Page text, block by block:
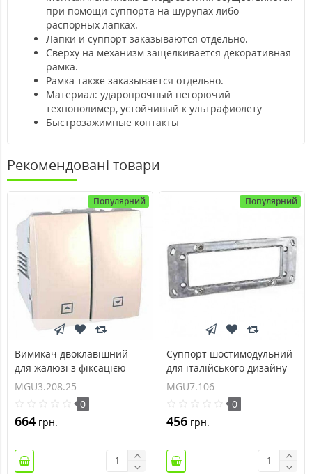
при помощи суппорта на шурупах либо
распорных лапках.
Лапки и суппорт заказываются отдельно.
Сверху на механизм защелкивается декоративная
рамка.
Рамка также заказывается отдельно.
Материал: ударопрочный негорючий
технополимер, устойчивый к ультрафиолету
Быстрозажимные контакты
Рекомендовані товари
Популярний
Вимикач двоклавішний
для жалюзі з фіксацією
10А серія Unica
MGU3.208.25
0
664 грн.
Популярний
Суппорт шостимодульний
для італійського дизайну
метал Unica MGU7.106
MGU7.106
0
456 грн.